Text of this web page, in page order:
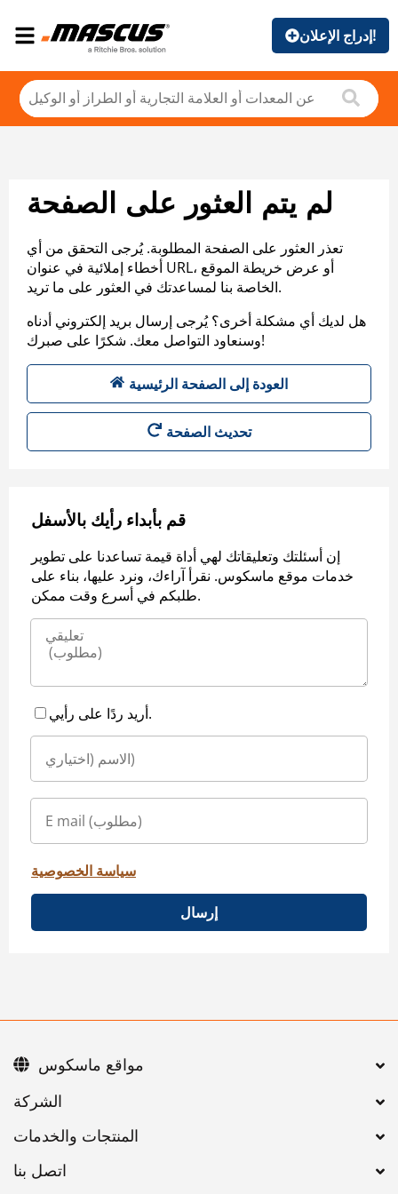
إدراج الإعلان!
لم يتم العثور على الصفحة
تعذر العثور على الصفحة المطلوبة. يُرجى التحقق من أي
أخطاء إملائية في عنوان URL، أو عرض خريطة الموقع
الخاصة بنا لمساعدتك في العثور على ما تريد.
هل لديك أي مشكلة أخرى؟ يُرجى إرسال بريد إلكتروني أدناه
وسنعاود التواصل معك. شكرًا على صبرك!
العودة إلى الصفحة الرئيسية
تحديث الصفحة
قم بأبداء رأيك بالأسفل
إن أسئلتك وتعليقاتك لهي أداة قيمة تساعدنا على تطوير
خدمات موقع ماسكوس. نقرأ آراءك، ونرد عليها، بناء على
طلبكم في أسرع وقت ممكن.
أريد ردًا على رأيي.
سياسة الخصوصية
إرسال
اتصل بنا
مواقع ماسكوس